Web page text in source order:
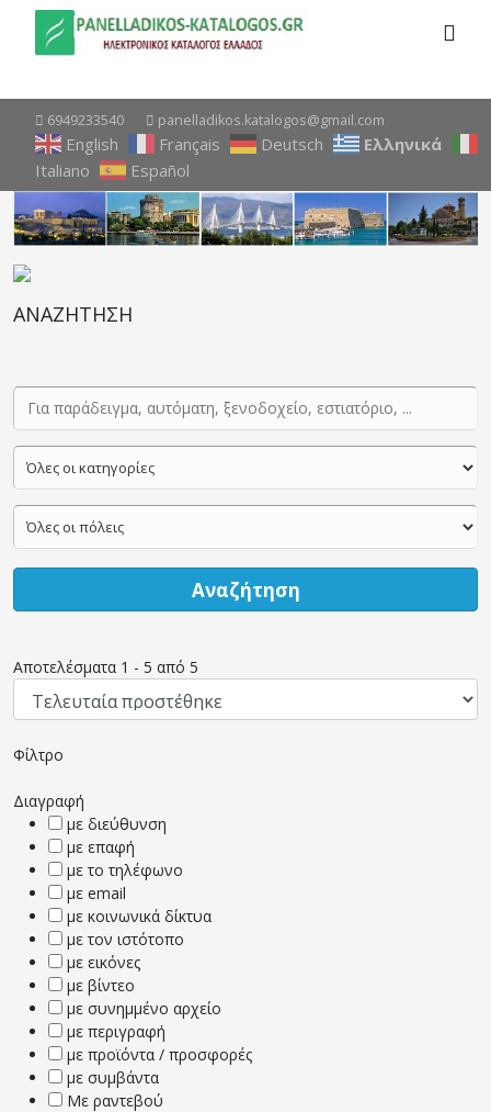
6949233540 panelladikos.katalogos@gmail.com
English Français Deutsch
Ελληνικά
Italiano
Español
ΑΝΑΖΗΤΗΣΗ
Αναζήτηση
Αποτελέσματα 1 - 5 από 5
Φίλτρο
Διαγραφή
με διεύθυνση
με επαφή
με το τηλέφωνο
με email
με κοινωνικά δίκτυα
με τον ιστότοπο
με εικόνες
με βίντεο
με συνημμένο αρχείο
με περιγραφή
με προϊόντα / προσφορές
με συμβάντα
Με ραντεβού